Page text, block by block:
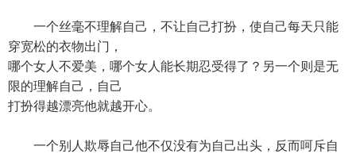
一个丝毫不理解自己，不让自己打扮，使自己每天只能
穿宽松的衣物出门，
哪个女人不爱美，哪个女人能长期忍受得了？另一个则是无
限的理解自己，自己
打扮得越漂亮他就越开心。
一个别人欺辱自己他不仅没有为自己出头，反而呵斥自